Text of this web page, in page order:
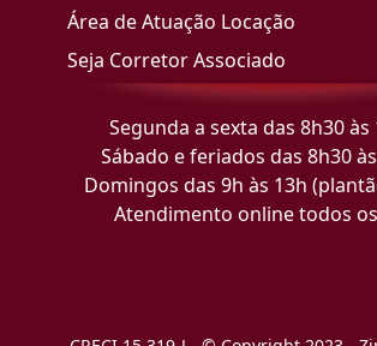
Área de Atuação Locação
Seja Corretor Associado
Segunda a sexta das 8h30 às
Sábado e feriados das 8h30
Domingos das 9h às 13h
Atendimento online todos